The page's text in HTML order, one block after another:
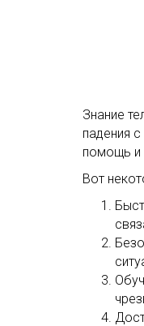
Знание
падения
помощь и
Вот